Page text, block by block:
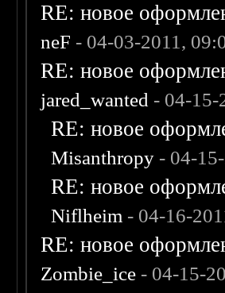
RE: новое
neF - 04-03-2011,
RE: новое
jared_wanted - 04-15-
RE: новое
Misanthropy - 04-
RE: новое
Niflheim - 04-16-
RE: новое
Zombie_ice - 04-15-